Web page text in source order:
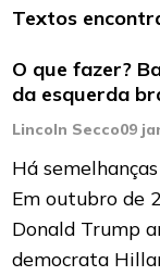
Textos
O que fazer?
da esquerda
Lincoln Secco09
Há
Em outubro de
Donald Trump
democrata